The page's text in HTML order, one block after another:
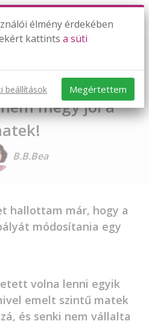
egyik
sem az álmairól
megy jól a
B.B.Bea
hallottam már, hogy a
módosítania egy
volna lenni egyik
emelt szintű matek
és senki nem vállalta
élmény érdekében
kattints a süti
beállítások Megértettem